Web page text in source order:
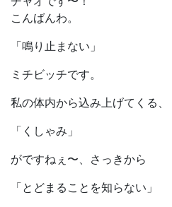
こんばんわ。
「鳴り止まない」
ミチビッチです。
私の体内から込み上げてくる、
「くしゃみ」
がですねぇ〜、さっきから
「とどまることを知らない」